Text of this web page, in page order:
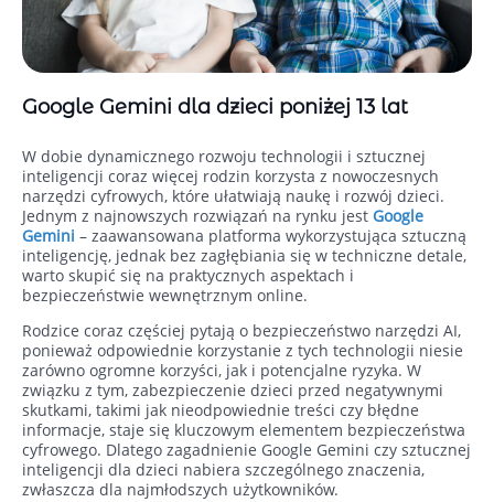
Google Gemini dla dzieci poniżej 13 lat
W dobie dynamicznego rozwoju technologii i sztucznej
inteligencji coraz więcej rodzin korzysta z nowoczesnych
narzędzi cyfrowych, które ułatwiają naukę i rozwój dzieci.
Jednym z najnowszych rozwiązań na rynku jest Google
Gemini – zaawansowana platforma wykorzystująca sztuczną
inteligencję, jednak bez zagłębiania się w techniczne detale,
warto skupić się na praktycznych aspektach i
bezpieczeństwie wewnętrznym online.
Rodzice coraz częściej pytają o bezpieczeństwo narzędzi AI,
ponieważ odpowiednie korzystanie z tych technologii niesie
zarówno ogromne korzyści, jak i potencjalne ryzyka. W
związku z tym, zabezpieczenie dzieci przed negatywnymi
skutkami, takimi jak nieodpowiednie treści czy błędne
informacje, staje się kluczowym elementem bezpieczeństwa
cyfrowego. Dlatego zagadnienie Google Gemini czy sztucznej
inteligencji dla dzieci nabiera szczególnego znaczenia,
zwłaszcza dla najmłodszych użytkowników.